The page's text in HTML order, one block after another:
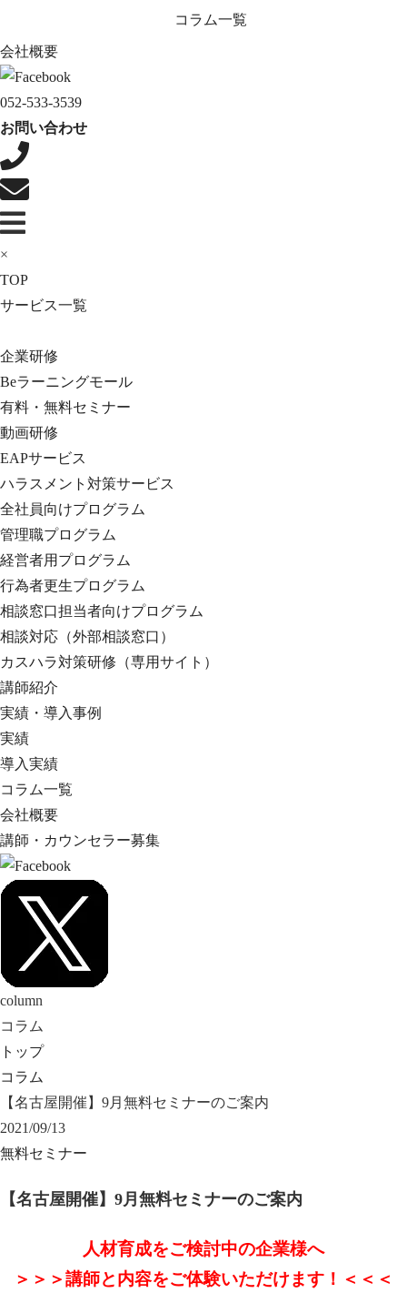
コラム一覧
会社概要
052-533-3539
お問い合わせ
×
TOP
サービス一覧
企業研修
Beラーニングモール
有料・無料セミナー
動画研修
EAPサービス
ハラスメント対策サービス
全社員向けプログラム
管理職プログラム
経営者用プログラム
行為者更生プログラム
相談窓口担当者向けプログラム
相談対応（外部相談窓口）
カスハラ対策研修（専用サイト）
講師紹介
実績・導入事例
実績
導入実績
コラム一覧
会社概要
講師・カウンセラー募集
column
コラム
トップ
コラム
【名古屋開催】9月無料セミナーのご案内
2021/09/13
無料セミナー
【名古屋開催】9月無料セミナーのご案内
人材育成をご検討中の企業様へ
＞＞＞講師と内容をご体験いただけます！＜＜＜